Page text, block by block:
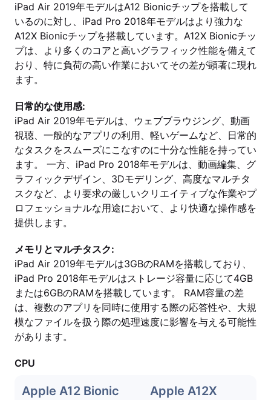
iPad Air 2019年モデルはA12 Bionicチップを搭載して
いるのに対し、iPad Pro 2018年モデルはより強力な
A12X Bionicチップを搭載しています。A12X Bionicチッ
プは、より多くのコアと高いグラフィック性能を備えて
おり、特に負荷の高い作業においてその差が顕著に現れ
ます。
日常的な使用感:
iPad Air 2019年モデルは、ウェブブラウジング、動画
視聴、一般的なアプリの利用、軽いゲームなど、日常的
なタスクをスムーズにこなすのに十分な性能を持ってい
ます。 一方、iPad Pro 2018年モデルは、動画編集、グ
ラフィックデザイン、3Dモデリング、高度なマルチタ
スクなど、より要求の厳しいクリエイティブな作業やプ
ロフェッショナルな用途において、より快適な操作感を
提供します。
メモリとマルチタスク:
iPad Air 2019年モデルは3GBのRAMを搭載しており、
iPad Pro 2018年モデルはストレージ容量に応じて4GB
または6GBのRAMを搭載しています。 RAM容量の差
は、複数のアプリを同時に使用する際の応答性や、大規
模なファイルを扱う際の処理速度に影響を与える可能性
があります。
CPU
Apple A12 Bionic
Apple A12X